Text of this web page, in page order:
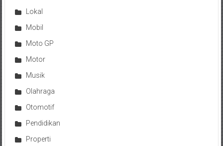
Lokal
Mobil
Moto GP
Motor
Musik
Olahraga
Otomotif
Pendidikan
Properti